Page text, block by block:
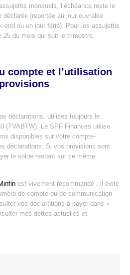
mensuels, l’échéance reste le
(reportée au jour ouvrable
end ou un jour férié). Pour les assujettis
25 du mois qui suit le trimestre.
compte et l’utilisation
déclarations, utilisez toujours le
(TVABTW). Le SPF Finances utilise
disponibles sur votre compte-
déclarations. Si vos provisions sont
le solde restant sur ce même
est vivement recommandé : il évite
de compte ou de communication
vos déclarations à payer dans «
mes dettes actuelles et